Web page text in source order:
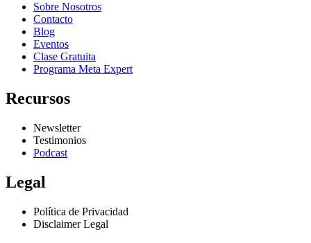
Sobre Nosotros
Contacto
Blog
Eventos
Clase Gratuita
Programa Meta Expert
Recursos
Newsletter
Testimonios
Podcast
Legal
Política de Privacidad
Disclaimer Legal